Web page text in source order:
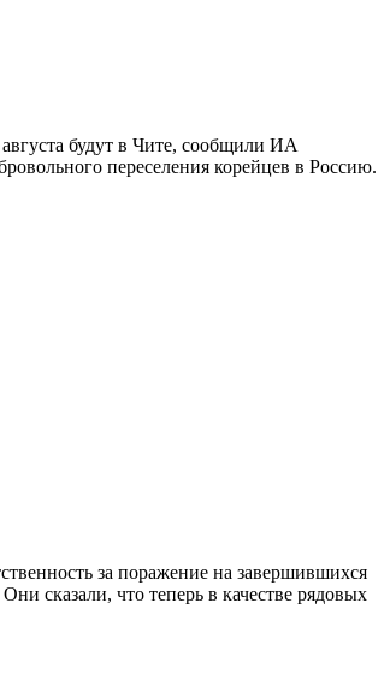
будут в Чите, сообщили ИА
переселения корейцев в Россию.
за поражение на завершившихся
сказали, что теперь в качестве рядовых